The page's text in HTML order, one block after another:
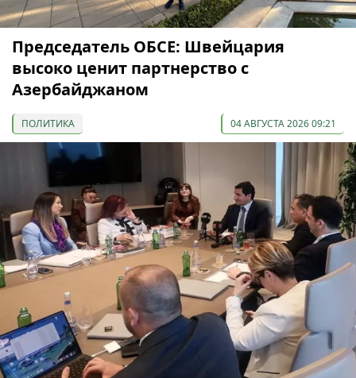
Председатель ОБСЕ: Швейцария
высоко ценит партнерство с
Азербайджаном
ПОЛИТИКА 04 АВГУСТА 2026 09:21